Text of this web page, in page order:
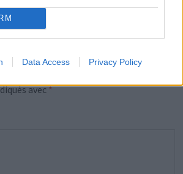
Data Access Privacy Policy
avec*